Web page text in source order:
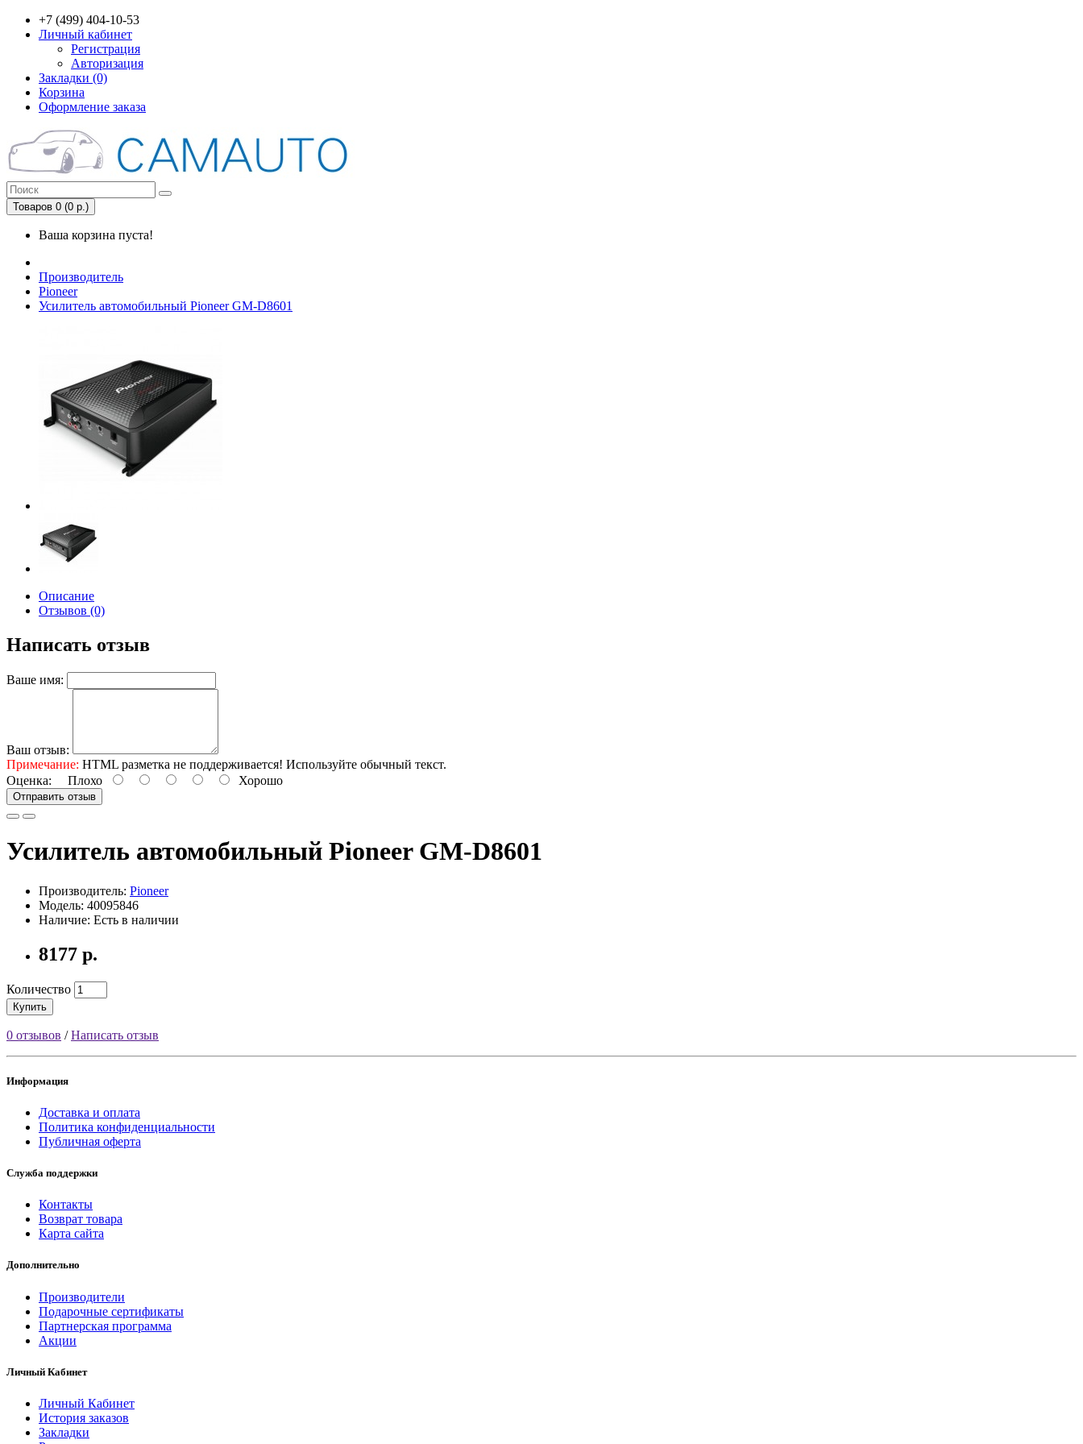
+7 (499) 404-10-53
Личный кабинет
Регистрация
Авторизация
Закладки (0)
Корзина
Оформление заказа
Товаров 0 (0 р.)
Ваша корзина пуста!
Производитель
Pioneer
Усилитель автомобильный Pioneer GM-D8601
Описание
Отзывов (0)
Написать отзыв
Ваше имя:
Ваш отзыв:
Примечание: HTML разметка не поддерживается! Используйте обычный текст.
Оценка: Плохо Хорошо
Отправить отзыв
Усилитель автомобильный Pioneer GM-D8601
Производитель: Pioneer
Модель: 40095846
Наличие: Есть в наличии
8177 р.
Количество
Купить
0 отзывов /Написать отзыв
Информация
Доставка и оплата
Политика конфиденциальности
Публичная оферта
Служба поддержки
Контакты
Возврат товара
Карта сайта
Дополнительно
Производители
Подарочные сертификаты
Партнерская программа
Акции
Личный Кабинет
Личный Кабинет
История заказов
Закладки